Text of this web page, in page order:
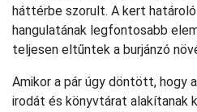
háttérbe szorult. A kert
hangulatának legfontosabb
teljesen eltűntek a burjánzó
Amikor a pár úgy döntött, hogy
irodát és könyvtárat alakítanak